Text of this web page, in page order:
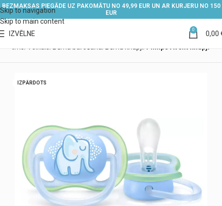
Skip to navigation
Skip to main content
BEZMAKSAS PIEGĀDE UZ PAKOMĀTU NO 49,99 EUR UN AR KURJERU NO 150
EUR
IZVĒLNE 0 0,00
IZPĀRDOTS